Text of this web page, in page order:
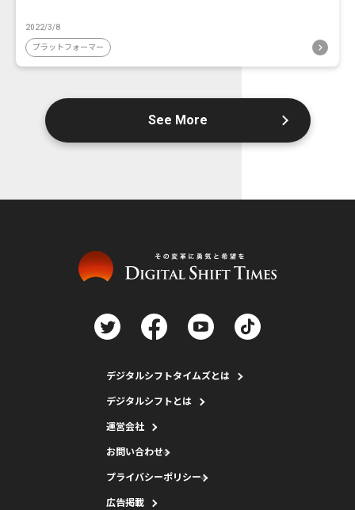
2022/3/8
プラットフォーマー
See More
デジタルシフトタイムズとは
デジタルシフトとは
運営会社
お問い合わせ
プライバシーポリシー
広告掲載